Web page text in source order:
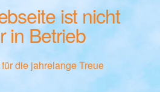
ist nicht
in Betrieb
die jahrelange Treue